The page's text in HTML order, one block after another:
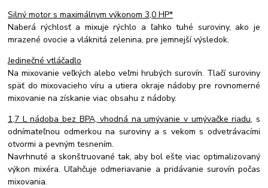
Silný motor s maximálnym výkonom 3,0 HP*
Naberá rýchlosť a mixuje rýchlo a ľahko tuhé suroviny, ako je
mrazené ovocie a vláknitá zelenina, pre jemnejší výsledok.
Jedinečné vtláčadlo
Na mixovanie veľkých alebo veľmi hrubých surovín. Tlačí suroviny
späť do mixovacieho víru a utiera okraje nádoby pre rovnomerné
mixovanie na získanie viac obsahu z nádoby.
1,7 L nádoba bez BPA, vhodná na umývanie v umývačke riadu, s
odnímateľnou odmerkou na suroviny a s vekom s odvetrávacími
otvormi a pevným tesnením.
Navrhnuté a skonštruované tak, aby bol ešte viac optimalizovaný
výkon mixéra. Uľahčuje odmeriavanie a pridávanie surovín počas
mixovania.